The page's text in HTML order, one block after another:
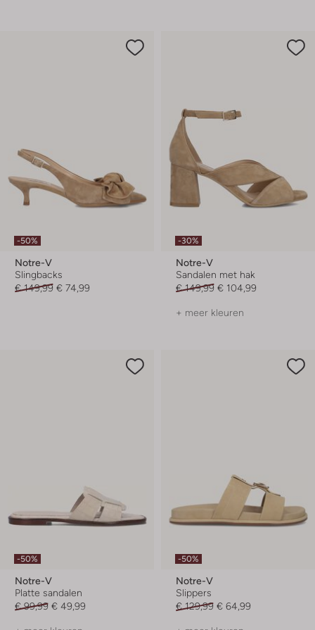
-50%
Notre-V
Slingbacks
€ 149,99 € 74,99
-30%
Notre-V
Sandalen met hak
€ 149,99 € 104,99
+ meer kleuren
-50%
Notre-V
Platte sandalen
€ 99,99 € 49,99
-50%
Notre-V
Slippers
€ 129,99 € 64,99